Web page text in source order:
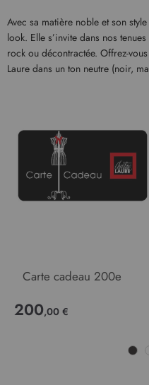
Avec sa matière noble et son
look. Elle s’invite dans nos
rock ou décontractée. Offrez-
Laure dans un ton neutre (noir,
Carte cadeau 200e
200,00 €